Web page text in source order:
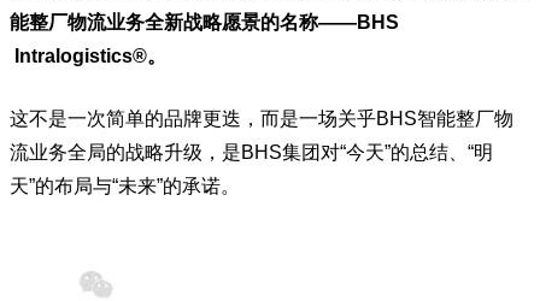
能整厂物流业务全新战略愿景的名称——BHS
Intralogistics®。
这不是一次简单的品牌更迭，而是一场关乎BHS智能整厂物
流业务全局的战略升级，是BHS集团对“今天”的总结、“明
天”的布局与“未来”的承诺。